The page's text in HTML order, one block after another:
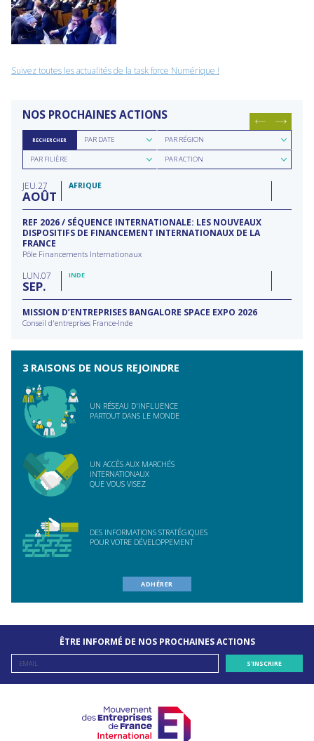
Suivez toutes les actualités de la task force Numérique !
NOS PROCHAINES ACTIONS
RECHERCHER
Rechercher
parPAR DATE
Rechercher
par
région
PAR RÉGION
Rechercher
parPAR FILIÈRE
Rechercher
parPAR ACTION
JEU 27
AOÛT
AFRIQUE
REF 2026 / SÉQUENCE INTERNATIONALE: LES NOUVEAUX
DISPOSITIFS DE FINANCEMENT INTERNATIONAUX DE LA
FRANCE
Pôle Financements Internationaux
LUN 07
SEP
INDE
MISSION D’ENTREPRISES BANGALORE SPACE EXPO 2026
Conseil d'entreprises France-Inde
3 RAISONS DE NOUS REJOINDRE
UN RÉSEAU D'INFLUENCE
PARTOUT DANS LE MONDE
UN ACCÈS AUX MARCHÉS
INTERNATIONAUX
QUE VOUS VISEZ
DES INFORMATIONS STRATÉGIQUES
POUR VOTRE DÉVELOPPEMENT
ADHÉRER
ÊTRE INFORMÉ DE NOS PROCHAINES ACTIONS